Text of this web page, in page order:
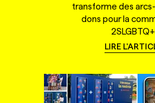
transforme des
dons pour la
2SLGBTQ+
LIRE